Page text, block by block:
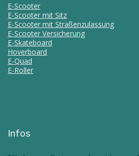
E-Scooter
E-Scooter mit Sitz
E-Scooter mit Straßenzulassung
E-Scooter Versicherung
E-Skateboard
Hoverboard
E-Quad
E-Roller
Infos